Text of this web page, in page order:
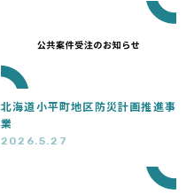
北海道小平町地区防災計画推進事
業
2026.5.27